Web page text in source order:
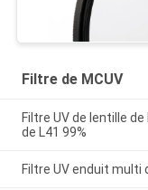
Filtre de MCUV
Filtre UV de lentille
de L41 99%
Filtre UV enduit multi